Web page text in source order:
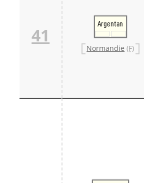
41
Argentan
Normandie (F)